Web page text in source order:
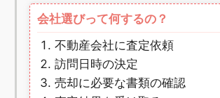
会社選びって何するの？
不動産会社に査定依頼
訪問日時の決定
売却に必要な書類の確認